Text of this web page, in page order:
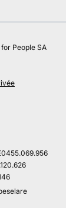
People SA